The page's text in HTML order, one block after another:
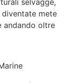
mete
andando oltre